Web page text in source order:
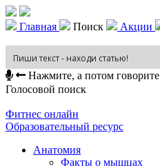
Главная Поиск Акции
Нажмите, а потом говорите
Голосовой поиск
Фитнес онлайн
Образовательный ресурс
Анатомия
Факты о мышцах